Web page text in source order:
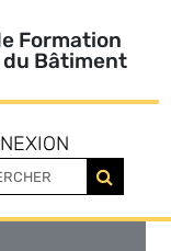
Formation
Bâtiment